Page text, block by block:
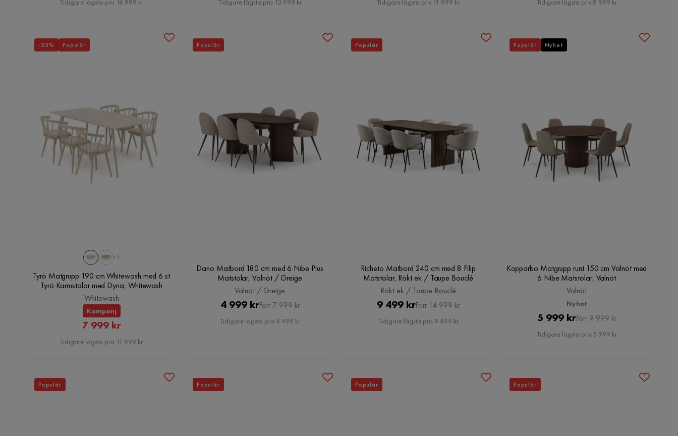
Tidigare lägsta pris 14 999 kr Tidigare lägsta pris 13 999 kr Tidigare lägsta pris 11 999 kr Tidigare lägsta pris 8 999 kr
+1
Tyrö Matgrupp 190 cm Whitewash med 6 st
Tyrö Karmstolar med Dyna, Whitewash
Whitewash
Kampanj
Rabatterat
Pris
7 999 kr
Tidigare lägsta pris 11 999 kr
-33% Populär
Dano Matbord 180 cm med 6 Nibe Plus
Matstolar, Valnöt / Greige
Valnöt / Greige
Pris
4 999 krOriginal
Pris
Förr 7 999 kr
Tidigare lägsta pris 4 999 kr
Populär
Richeto Matbord 240 cm med 8 Filip
Matstolar, Rökt ek / Taupe Bouclé
Rökt ek / Taupe Bouclé
Pris
9 499 krOriginal
Pris
Förr 14 999 kr
Tidigare lägsta pris 9 499 kr
Populär
Kopparbo Matgrupp runt 150 cm Valnöt med
6 Nibe Matstolar, Valnöt
Valnöt
Nyhet
Pris
5 999 krOriginal
Pris
Förr 9 999 kr
Tidigare lägsta pris 5 999 kr
Populär Nyhet
Populär Populär Populär Populär